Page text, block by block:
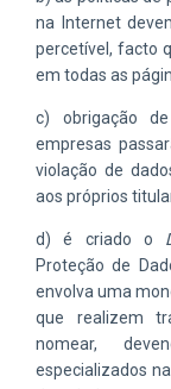
na Internet
percetível, facto
em todas as
c) obrigação
empresas
violação de
aos próprios
d) é criado o
Proteção de
envolva uma
que realizem
nomear,
especializados